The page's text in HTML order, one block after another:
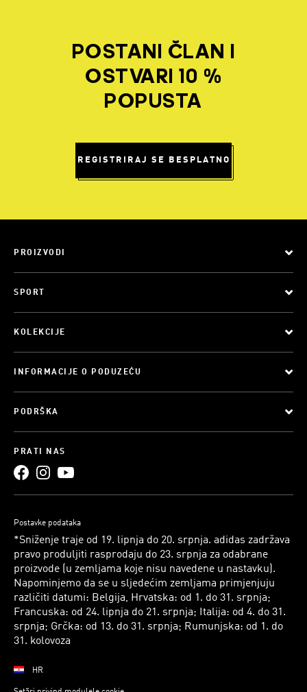
POSTANI ČLAN I
OSTVARI 10 %
POPUSTA
REGISTRIRAJ SE BESPLATNO
PROIZVODI
SPORT
KOLEKCIJE
INFORMACIJE O PODUZEĆU
PODRŠKA
PRATI NAS
Postavke podataka
*Sniženje traje od 19. lipnja do 20. srpnja. adidas zadržava
pravo produljiti rasprodaju do 23. srpnja za odabrane
proizvode (u zemljama koje nisu navedene u nastavku).
Napominjemo da se u sljedećim zemljama primjenjuju
različiti datumi: Belgija, Hrvatska: od 1. do 31. srpnja;
Francuska: od 24. lipnja do 21. srpnja; Italija: od 4. do 31.
srpnja; Grčka: od 13. do 31. srpnja; Rumunjska: od 1. do
31. kolovoza
HR